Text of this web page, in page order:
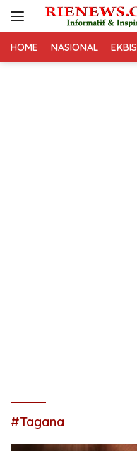
HOME NASIONAL EKBIS
#Tagana